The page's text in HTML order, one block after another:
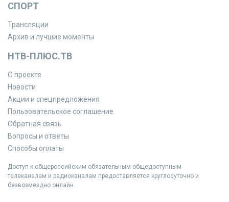
СПОРТ
Трансляции
Архив и лучшие моменты
НТВ-ПЛЮС.ТВ
О проекте
Новости
Акции и спецпредложения
Пользовательское соглашение
Обратная связь
Вопросы и ответы
Способы оплаты
Доступ к общероссийским обязательным общедоступным
телеканалам и радиоканалам предоставляется круглосуточно и
безвозмездно онлайн.